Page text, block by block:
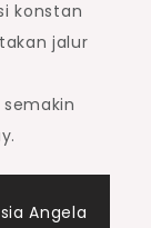
konstan
jalur
Angela